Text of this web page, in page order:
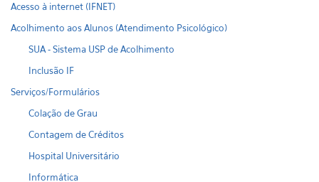
Acesso à internet (IFNET)
Acolhimento aos Alunos (Atendimento Psicológico)
SUA - Sistema USP de Acolhimento
Inclusão IF
Serviços/Formulários
Colação de Grau
Contagem de Créditos
Hospital Universitário
Informática